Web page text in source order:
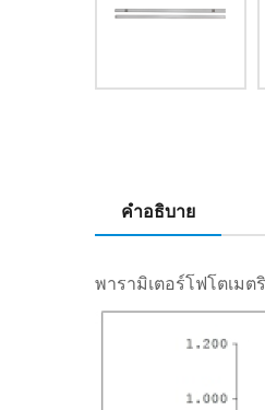
คำอธิบาย
พารามิเตอร์โฟโตเมต